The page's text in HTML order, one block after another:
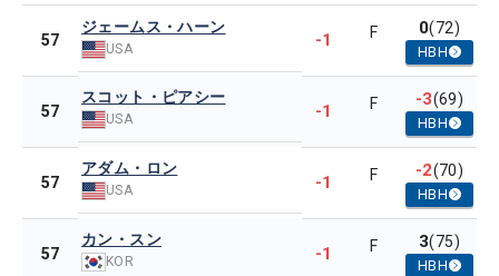
57
ジェームス・ハーン
USA -1 F 0(72)
HBH
57
スコット・ピアシー
USA -1 F -3(69)
HBH
57
アダム・ロン
USA -1 F -2(70)
HBH
57
カン・スン
KOR -1 F 3(75)
HBH